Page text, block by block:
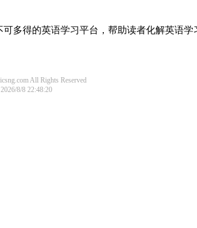
多得的英语学习平台，帮助读者化解英语学
All Rights Reserved
8/8 22:48:20